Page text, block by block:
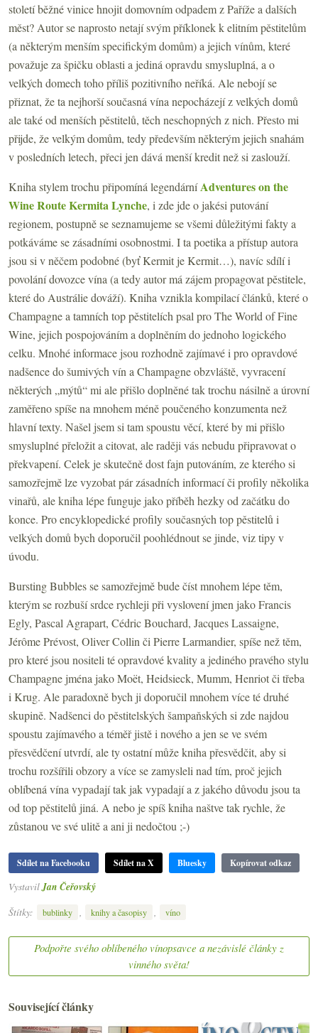
století běžné vinice hnojit domovním odpadem z Paříže a dalších
měst? Autor se naprosto netají svým příklonek k elitním pěstitelům
(a některým menším specifickým domům) a jejich vínům, které
považuje za špičku oblasti a jediná opravdu smysluplná, a o
velkých domech toho příliš pozitivního neříká. Ale nebojí se
přiznat, že ta nejhorší současná vína nepocházejí z velkých domů
ale také od menších pěstitelů, těch neschopných z nich. Přesto mi
přijde, že velkým domům, tedy především některým jejich snahám
v posledních letech, přeci jen dává menší kredit než si zaslouží.
Kniha stylem trochu připomíná legendárníAdventures on the
Wine Route Kermita Lynche, i zde jde o jakési putování
regionem, postupně se seznamujeme se všemi důležitými fakty a
potkáváme se zásadními osobnostmi. I ta poetika a přístup autora
jsou si v něčem podobné (byť Kermit je Kermit…), navíc sdílí i
povolání dovozce vína (a tedy autor má zájem propagovat pěstitele,
které do Austrálie dováží). Kniha vznikla kompilací článků, které o
Champagne a tamních top pěstitelích psal pro The World of Fine
Wine, jejich pospojováním a doplněním do jednoho logického
celku. Mnohé informace jsou rozhodně zajímavé i pro opravdové
nadšence do šumivých vín a Champagne obzvláště, vyvracení
některých „mýtů“ mi ale přišlo doplněné tak trochu násilně a úrovní
zaměřeno spíše na mnohem méně poučeného konzumenta než
hlavní texty. Našel jsem si tam spoustu věcí, které by mi přišlo
smysluplné přeložit a citovat, ale raději vás nebudu připravovat o
překvapení. Celek je skutečně dost fajn putováním, ze kterého si
samozřejmě lze vyzobat pár zásadních informací či profily několika
vinařů, ale kniha lépe funguje jako příběh hezky od začátku do
konce. Pro encyklopedické profily současných top pěstitelů i
velkých domů bych doporučil poohlédnout se jinde, viz tipy v
úvodu.
Bursting Bubbles se samozřejmě bude číst mnohem lépe těm,
kterým se rozbuší srdce rychleji při vyslovení jmen jako Francis
Egly, Pascal Agrapart, Cédric Bouchard, Jacques Lassaigne,
Jérôme Prévost, Oliver Collin či Pierre Larmandier, spíše než těm,
pro které jsou nositeli té opravdové kvality a jediného pravého stylu
Champagne jména jako Moët, Heidsieck, Mumm, Henriot či třeba
i Krug. Ale paradoxně bych ji doporučil mnohem více té druhé
skupině. Nadšenci do pěstitelských šampaňských si zde najdou
spoustu zajímavého a téměř jistě i nového a jen se ve svém
přesvědčení utvrdí, ale ty ostatní může kniha přesvědčit, aby si
trochu rozšířili obzory a více se zamysleli nad tím, proč jejich
oblíbená vína vypadají tak jak vypadají a z jakého důvodu jsou ta
od top pěstitelů jiná. A nebo je spíš kniha naštve tak rychle, že
zůstanou ve své ulitě a ani ji nedočtou ;-)
Sdílet na Facebooku Sdílet na X Bluesky Kopírovat odkaz
Vystavil Jan Čeřovský
Štítky:
bublinky , knihy a časopisy , víno
Podpořte svého oblíbeného vínopsavce a nezávislé články z
vinného světa!
Související články